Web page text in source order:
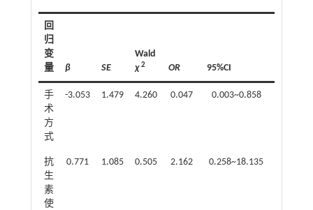
回
归
变
量
β SE
Wald
χ 2 OR 95%CI
手
术
方
式
-3.053 1.479 4.260 0.047 0.003~0.858
抗
生
素
使
0.771 1.085 0.505 2.162 0.258~18.135